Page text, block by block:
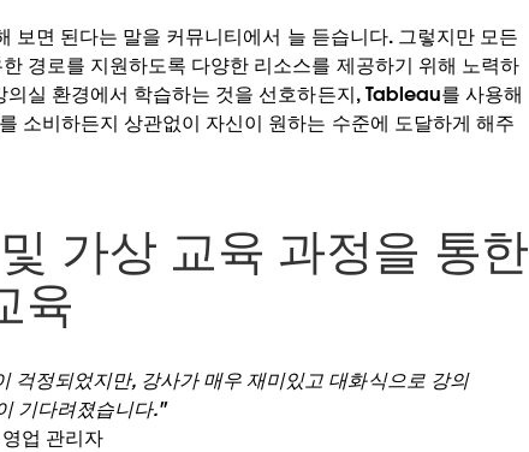
면 된다는 말을 커뮤니티에서 늘 듣습니다. 그렇지만 모든
경로를 지원하도록 다양한 리소스를 제공하기 위해 노력하
실 환경에서 학습하는 것을 선호하든지, Tableau를 사용해
소비하든지 상관없이 자신이 원하는 수준에 도달하게 해주
가상 교육 과정을 통한
육
걱정되었지만, 강사가 매우 재미있고 대화식으로 강의
기다려졌습니다."
업 관리자